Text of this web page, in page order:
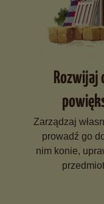
Rozwijaj
Zarządzaj
prowadź go
nim konie,